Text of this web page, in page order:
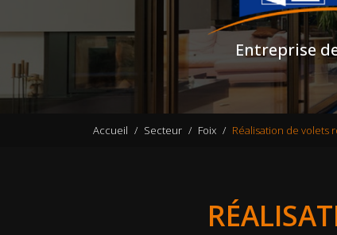
Entreprise
Accueil Secteur Foix Réalisation de volets